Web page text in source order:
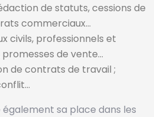
de statuts, cessions de
commerciaux…
civils, professionnels et
de vente…
de contrats de travail ;
également sa place dans les